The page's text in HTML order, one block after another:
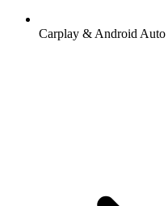
Carplay & Android Auto